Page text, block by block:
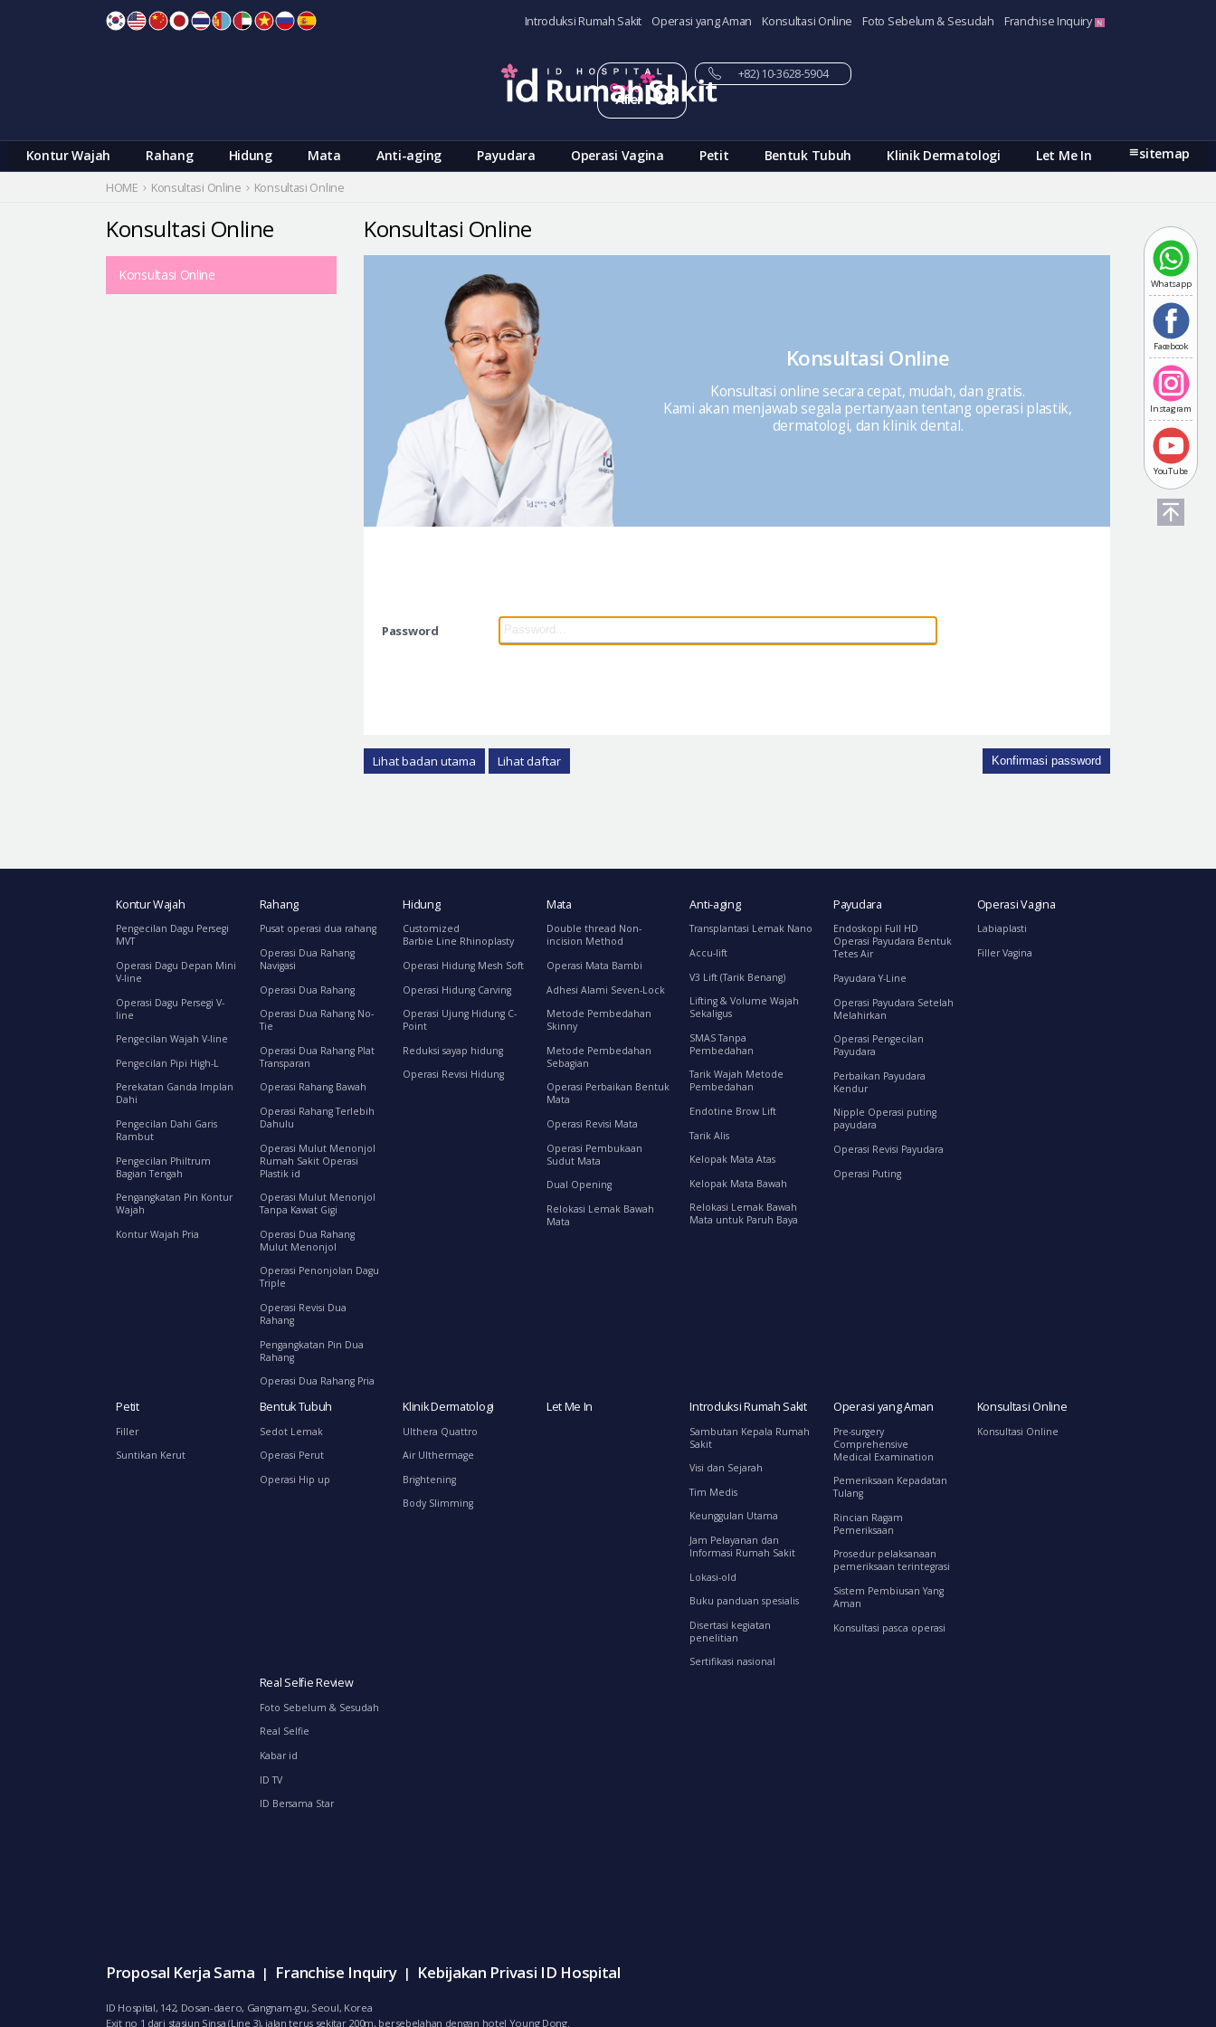
Introduksi Rumah Sakit Operasi yang Aman Konsultasi Online Foto Sebelum & Sesudah Franchise Inquiry
Kontur Wajah Rahang Hidung Mata Anti-aging Payudara Operasi Vagina Petit Bentuk Tubuh Klinik Dermatologi Let Me In sitemap
+82) 10-3628-5904
Whatsapp
Facebook
Instagram
YouTube
HOME Konsultasi Online Konsultasi Online
Konsultasi Online
Konsultasi Online
Konsultasi online secara cepat, mudah, dan gratis.
Kami akan menjawab segala pertanyaan tentang operasi plastik,
dermatologi, dan klinik dental.
Password
Lihat badan utama Lihat daftar Konfirmasi password
Konsultasi Online
Konsultasi Online
Kontur Wajah
Pengecilan Dagu Persegi
MVT
Operasi Dagu Depan Mini
V-line
Operasi Dagu Persegi V-
line
Pengecilan Wajah V-line
Pengecilan Pipi High-L
Perekatan Ganda Implan
Dahi
Pengecilan Dahi Garis
Rambut
Pengecilan Philtrum
Bagian Tengah
Pengangkatan Pin Kontur
Wajah
Kontur Wajah Pria
Rahang
Pusat operasi dua rahang
Operasi Dua Rahang
Navigasi
Operasi Dua Rahang
Operasi Dua Rahang No-
Tie
Operasi Dua Rahang Plat
Transparan
Operasi Rahang Bawah
Operasi Rahang Terlebih
Dahulu
Operasi Mulut Menonjol
Rumah Sakit Operasi
Plastik id
Operasi Mulut Menonjol
Tanpa Kawat Gigi
Operasi Dua Rahang
Mulut Menonjol
Operasi Penonjolan Dagu
Triple
Operasi Revisi Dua
Rahang
Pengangkatan Pin Dua
Rahang
Operasi Dua Rahang Pria
Hidung
Customized
Barbie Line Rhinoplasty
Operasi Hidung Mesh Soft
Operasi Hidung Carving
Operasi Ujung Hidung C-
Point
Reduksi sayap hidung
Operasi Revisi Hidung
Mata
Double thread Non-
incision Method
Operasi Mata Bambi
Adhesi Alami Seven-Lock
Metode Pembedahan
Skinny
Metode Pembedahan
Sebagian
Operasi Perbaikan Bentuk
Mata
Operasi Revisi Mata
Operasi Pembukaan
Sudut Mata
Dual Opening
Relokasi Lemak Bawah
Mata
Anti-aging
Transplantasi Lemak Nano
Accu-lift
V3 Lift (Tarik Benang)
Lifting & Volume Wajah
Sekaligus
SMAS Tanpa
Pembedahan
Tarik Wajah Metode
Pembedahan
Endotine Brow Lift
Tarik Alis
Kelopak Mata Atas
Kelopak Mata Bawah
Relokasi Lemak Bawah
Mata untuk Paruh Baya
Payudara
Endoskopi Full HD
Operasi Payudara Bentuk
Tetes Air
Payudara Y-Line
Operasi Payudara Setelah
Melahirkan
Operasi Pengecilan
Payudara
Perbaikan Payudara
Kendur
Nipple Operasi puting
payudara
Operasi Revisi Payudara
Operasi Puting
Operasi Vagina
Labiaplasti
Filler Vagina
Petit
Filler
Suntikan Kerut
Bentuk Tubuh
Sedot Lemak
Operasi Perut
Operasi Hip up
Klinik Dermatologi
Ulthera Quattro
Air Ulthermage
Brightening
Body Slimming
Let Me In Introduksi Rumah Sakit
Sambutan Kepala Rumah
Sakit
Visi dan Sejarah
Tim Medis
Keunggulan Utama
Jam Pelayanan dan
Informasi Rumah Sakit
Lokasi-old
Buku panduan spesialis
Disertasi kegiatan
penelitian
Sertifikasi nasional
Operasi yang Aman
Pre-surgery
Comprehensive
Medical Examination
Pemeriksaan Kepadatan
Tulang
Rincian Ragam
Pemeriksaan
Prosedur pelaksanaan
pemeriksaan terintegrasi
Sistem Pembiusan Yang
Aman
Konsultasi pasca operasi
Konsultasi Online
Konsultasi Online
Real Selfie Review
Foto Sebelum & Sesudah
Real Selfie
Kabar id
ID TV
ID Bersama Star
Proposal Kerja Sama | Franchise Inquiry | Kebijakan Privasi ID Hospital
ID Hospital, 142, Dosan-daero, Gangnam-gu, Seoul, Korea
Exit no 1 dari stasiun Sinsa (Line 3), jalan terus sekitar 200m, bersebelahan dengan hotel Young Dong.